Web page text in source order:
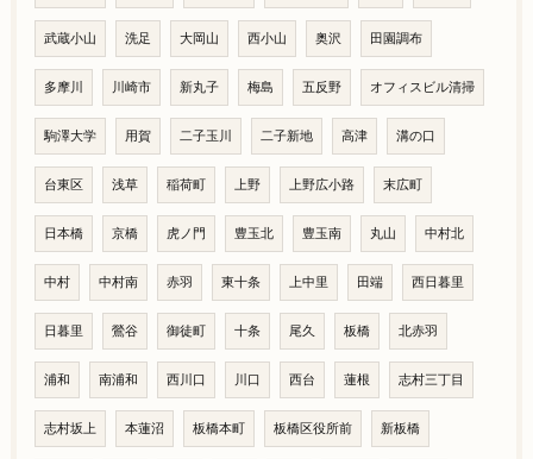
武蔵小山 洗足 大岡山 西小山 奥沢 田園調布
多摩川 川崎市 新丸子 梅島 五反野 オフィスビル清掃
駒澤大学 用賀 二子玉川 二子新地 高津 溝の口
台東区 浅草 稲荷町 上野 上野広小路 末広町
日本橋 京橋 虎ノ門 豊玉北 豊玉南 丸山 中村北
中村 中村南 赤羽 東十条 上中里 田端 西日暮里
日暮里 鶯谷 御徒町 十条 尾久 板橋 北赤羽
浦和 南浦和 西川口 川口 西台 蓮根 志村三丁目
志村坂上 本蓮沼 板橋本町 板橋区役所前 新板橋